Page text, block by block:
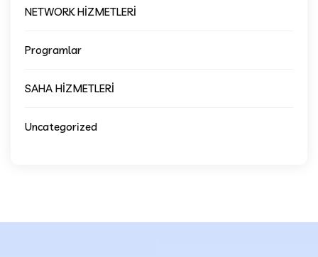
NETWORK HİZMETLERİ
Programlar
SAHA HİZMETLERİ
Uncategorized